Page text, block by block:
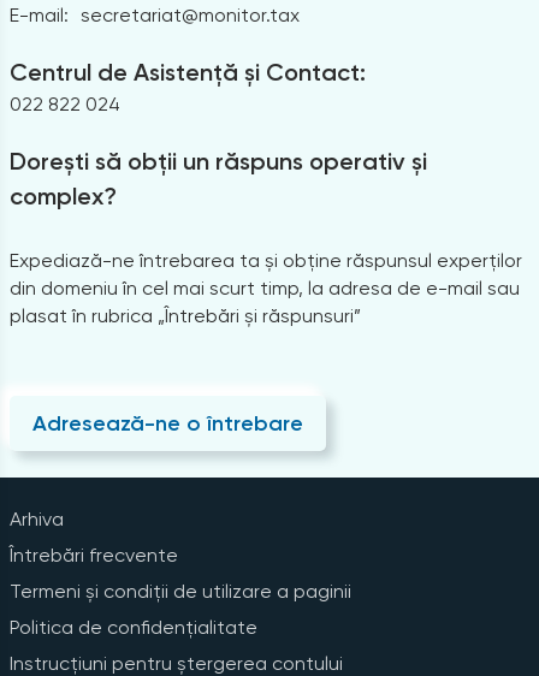
E-mail: secretariat@monitor.tax
Centrul de Asistență și Contact:
022 822 024
Dorești să obții un răspuns operativ și
complex?
Expediază-ne întrebarea ta și obține răspunsul experților
din domeniu în cel mai scurt timp, la adresa de e-mail sau
plasat în rubrica „Întrebări și răspunsuri”
Adresează-ne o întrebare
Arhiva
Întrebări frecvente
Termeni și condiții de utilizare a paginii
Politica de confidențialitate
Instrucțiuni pentru ștergerea contului